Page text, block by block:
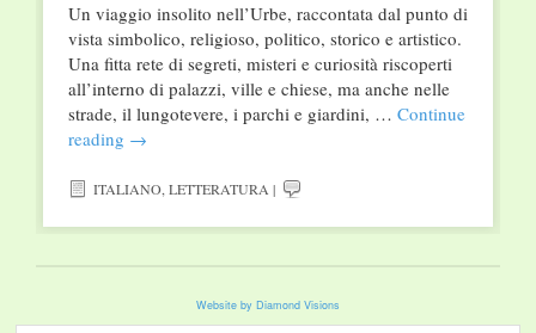
Un viaggio insolito nell’Urbe, raccontata dal punto di
vista simbolico, religioso, politico, storico e artistico.
Una fitta rete di segreti, misteri e curiosità riscoperti
all’interno di palazzi, ville e chiese, ma anche nelle
strade, il lungotevere, i parchi e giardini, … Continue
reading →
ITALIANO,LETTERATURA |
Website by Diamond Visions